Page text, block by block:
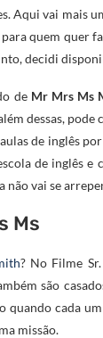
Aqui vai mais
quem quer
decidi
de Mr Mrs Ms
dessas,
de inglês
de inglês
não vai se
Ms
? No Filme
são
cada
missão.